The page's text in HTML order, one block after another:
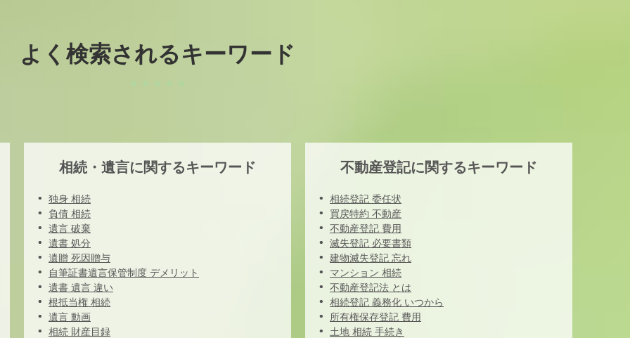
よく検索されるキーワード
相続・遺言に関するキーワード
独身 相続
負債 相続
遺言 破棄
遺書 処分
遺贈 死因贈与
自筆証書遺言保管制度 デメリット
遺書 遺言 違い
根抵当権 相続
遺言 動画
相続 財産目録
不動産登記に関するキーワード
相続登記 委任状
買戻特約 不動産
不動産登記 費用
滅失登記 必要書類
建物滅失登記 忘れ
マンション 相続
不動産登記法 とは
相続登記 義務化 いつから
所有権保存登記 費用
土地 相続 手続き